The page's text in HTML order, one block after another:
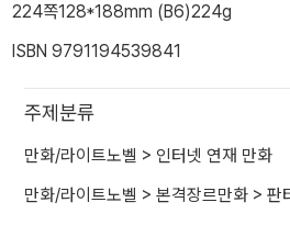
224쪽128*188mm (B6)224g
ISBN 9791194539841
주제분류
만화/라이트노벨 > 인터넷 연재 만화
만화/라이트노벨 > 본격장르만화 > 판